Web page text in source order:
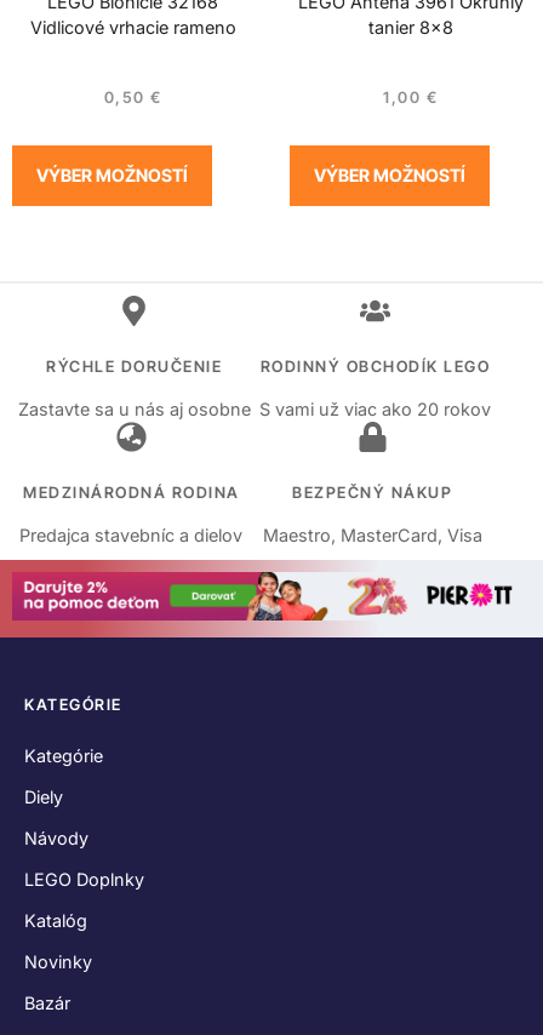
Vidlicové vrhacie rameno
0,50 €
VÝBER MOŽNOSTÍ
tanier 8×8
1,00 €
VÝBER MOŽNOSTÍ
RÝCHLE DORUČENIE
Zastavte sa u nás aj osobne
RODINNÝ OBCHODÍK LEGO
S vami už viac ako 20 rokov
MEDZINÁRODNÁ RODINA
Predajca stavebníc a dielov
BEZPEČNÝ NÁKUP
Maestro, MasterCard, Visa
KATEGÓRIE
Kategórie
Diely
Návody
LEGO Doplnky
Katalóg
Novinky
Bazár